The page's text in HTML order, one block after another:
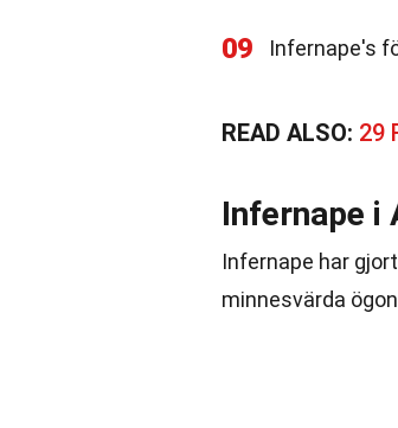
09 Infernape's
READ ALSO: 29
Infernape i
Infernape har
minnesvärda